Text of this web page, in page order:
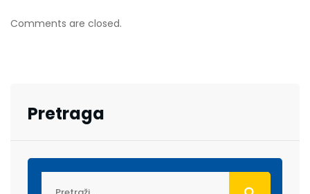
Comments are closed.
Pretraga